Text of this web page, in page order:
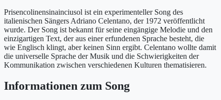
Prisencolinensinainciusol ist ein experimenteller Song des
italienischen Sängers Adriano Celentano, der 1972 veröffentlicht
wurde. Der Song ist bekannt für seine eingängige Melodie und den
einzigartigen Text, der aus einer erfundenen Sprache besteht, die
wie Englisch klingt, aber keinen Sinn ergibt. Celentano wollte damit
die universelle Sprache der Musik und die Schwierigkeiten der
Kommunikation zwischen verschiedenen Kulturen thematisieren.
Informationen zum Song